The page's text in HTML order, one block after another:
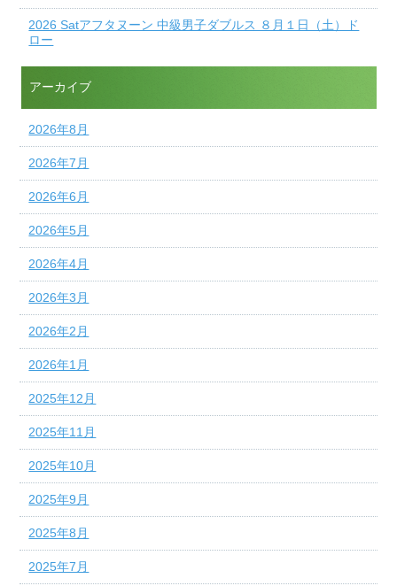
2026 Satアフタヌーン 中級男子ダブルス ８月１日（土）ド
ロー
アーカイブ
2026年8月
2026年7月
2026年6月
2026年5月
2026年4月
2026年3月
2026年2月
2026年1月
2025年12月
2025年11月
2025年10月
2025年9月
2025年8月
2025年7月